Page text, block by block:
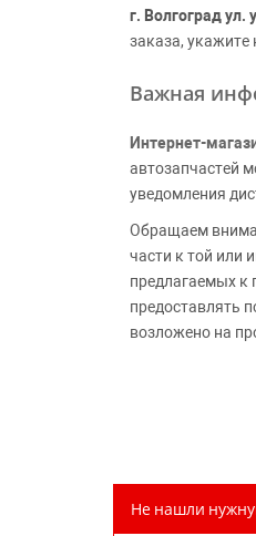
г. Волгоград
заказа, укажите
Важная
Интернет-
автозапчастей
уведомления
Обращаем
части к той или
предлагаемых к
предоставлять
возложено на
Не нашли